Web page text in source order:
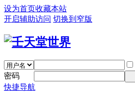
设为首页收藏本站
开启辅助访问 切换到窄版
密码
快捷导航